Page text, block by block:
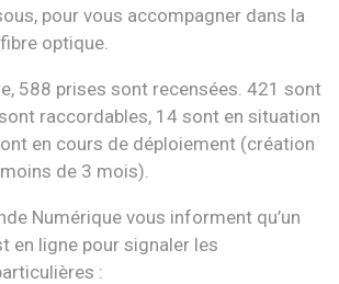
pour vous accompagner dans la
optique.
588 prises sont recensées. 421 sont
raccordables, 14 sont en situation
en cours de déploiement (création
de 3 mois).
Numérique vous informent qu’un
en ligne pour signaler les
: